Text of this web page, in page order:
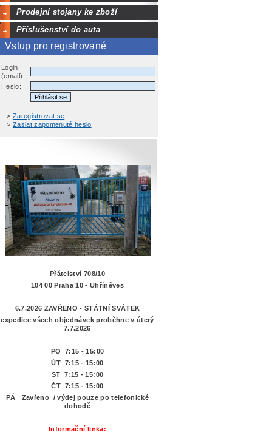
Prodejní stojany ke zboží
Příslušenství do auta
Vstup pro registrované
Login
(email):
Heslo:
> Zaregistrovat se
> Zaslat zapomenuté heslo
Přátelství 708/10
104 00 Praha 10 - Uhříněves
6.7.2026 ZAVŘENO - STÁTNÍ SVÁTEK
expedice všech objednávek proběhne v úterý
7.7.2026
PO 7:15 - 15:00
ÚT 7:15 - 15:00
ST 7:15 - 15:00
ČT 7:15 - 15:00
PÁ Zavřeno / výdej pouze po telefonické
dohodě
Informační linka: